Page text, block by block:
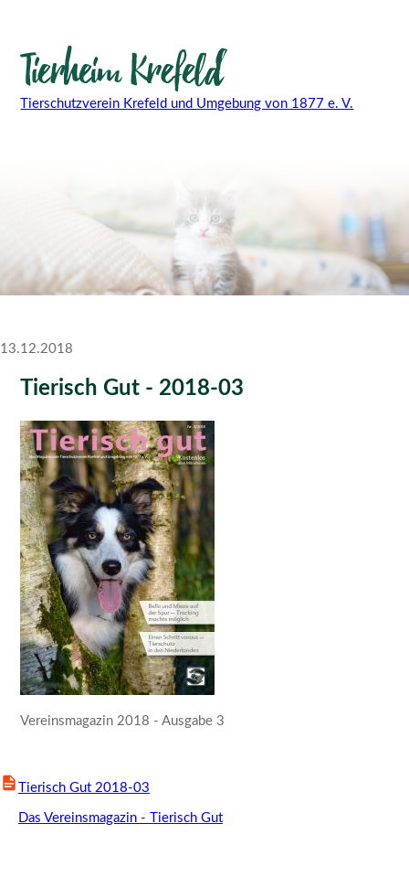
Tierschutzverein Krefeld und Umgebung von 1877 e. V.
13.12.2018
Tierisch Gut - 2018-03
Vereinsmagazin 2018 - Ausgabe 3
Tierisch Gut 2018-03
Das Vereinsmagazin - Tierisch Gut